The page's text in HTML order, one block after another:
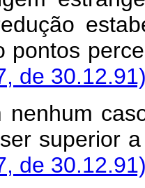
pontos
de
nenhum
superior
de